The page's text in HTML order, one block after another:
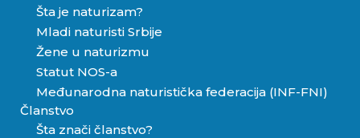
Šta je naturizam?
Mladi naturisti Srbije
Žene u naturizmu
Statut NOS-a
Međunarodna naturistička federacija (INF-FNI)
Članstvo
Šta znači članstvo?